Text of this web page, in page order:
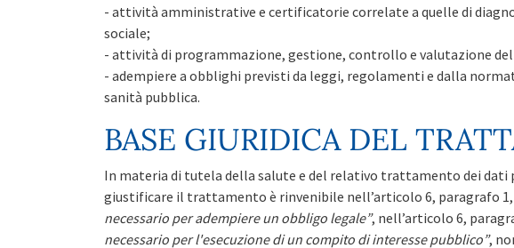
- attività amministrative e certificatorie correlate a quelle di
sociale;
- attività di programmazione, gestione, controllo e valutazione
- adempiere a obblighi previsti da leggi, regolamenti e dalla
sanità pubblica.
BASE GIURIDICA DEL
In materia di tutela della salute e del relativo trattamento dei dati
giustificare il trattamento è rinvenibile nell’articolo 6, paragrafo
necessario per adempiere un obbligo legale”, nell’articolo 6,
necessario per l'esecuzione di un compito di interesse pubblico”,